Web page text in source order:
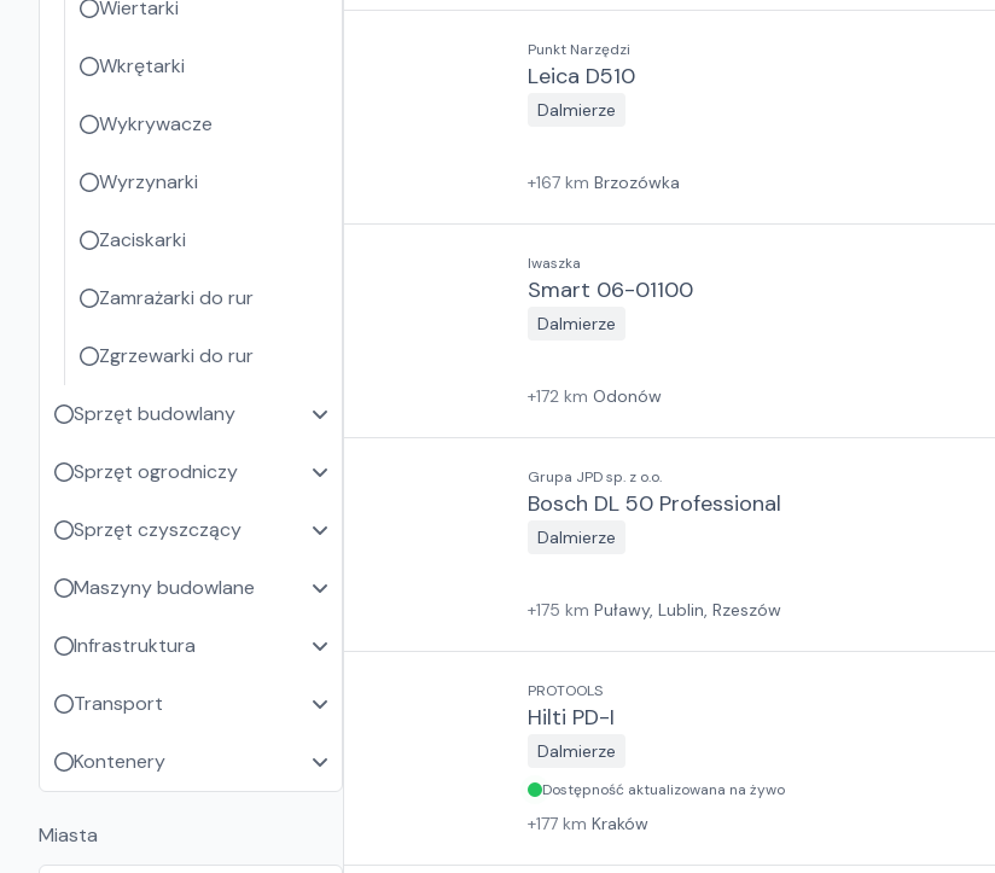
Punkt Narzędzi
Leica D510
Dalmierze
+167 km Brzozówka
Iwaszka
Smart 06-01100
Dalmierze
+172 km Odonów
Grupa JPD sp. z o.o.
Bosch DL 50 Professional
Dalmierze
+175 km Puławy, Lublin, Rzeszów
PROTOOLS
Hilti PD-I
Dalmierze
Dostępność aktualizowana na żywo
+177 km Kraków
Wiertarki
Wkrętarki
Wykrywacze
Wyrzynarki
Zaciskarki
Zamrażarki do rur
Zgrzewarki do rur
Sprzęt budowlany
Sprzęt ogrodniczy
Sprzęt czyszczący
Maszyny budowlane
Infrastruktura
Transport
Kontenery
Miasta